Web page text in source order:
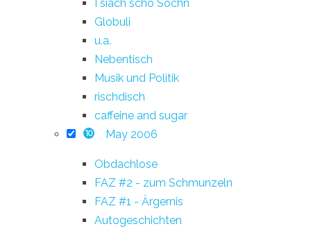
I siach scho Sochn
Globuli
u.a.
Nebentisch
Musik und Politik
rischdisch
caffeine and sugar
10 May 2006
Obdachlose
FAZ #2 - zum Schmunzeln
FAZ #1 - Ärgernis
Autogeschichten